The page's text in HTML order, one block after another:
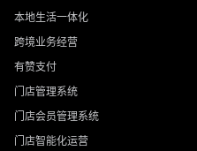
本地生活一体化
跨境业务经营
有赞支付
门店管理系统
门店会员管理系统
门店智能化运营